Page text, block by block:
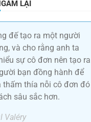
LẠI
đế tạo ra một người
và cho rằng anh ta
sự cô đơn nên tạo ra
bạn đồng hành để
thấm thía nỗi cô đơn đó
sâu sắc hơn.
Valéry